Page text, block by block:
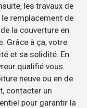
les travaux de
remplacement de
la couverture en
Grâce à ça, votre
et sa solidité. En
qualifié vous
neuve ou en de
contacter un
pour garantir la